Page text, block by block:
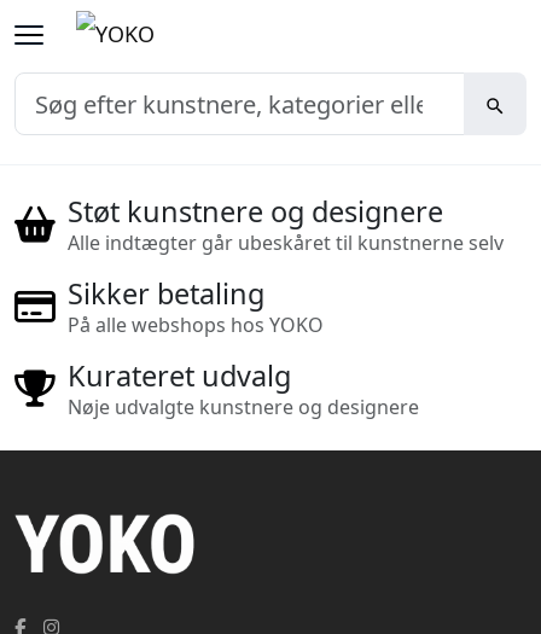
Støt kunstnere og designere
Alle indtægter går ubeskåret til kunstnerne selv
Sikker betaling
På alle webshops hos YOKO
Kurateret udvalg
Nøje udvalgte kunstnere og designere